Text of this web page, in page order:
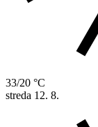
33/20 °C
streda 12. 8.